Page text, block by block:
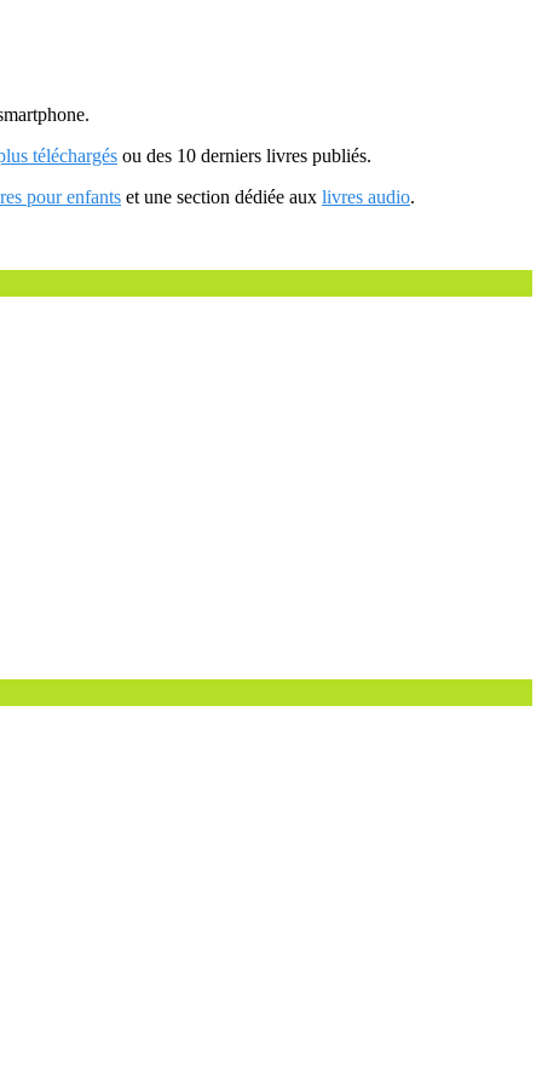
téléchargés ou des 10 derniers livres publiés.
pour enfants et une section dédiée aux livres audio.